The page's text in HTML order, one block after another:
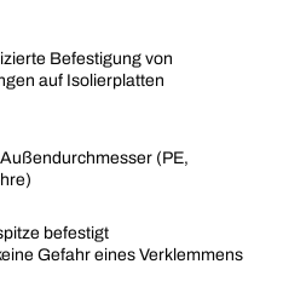
Befestigung von
auf Isolierplatten
(PE,
befestigt
Gefahr eines Verklemmens